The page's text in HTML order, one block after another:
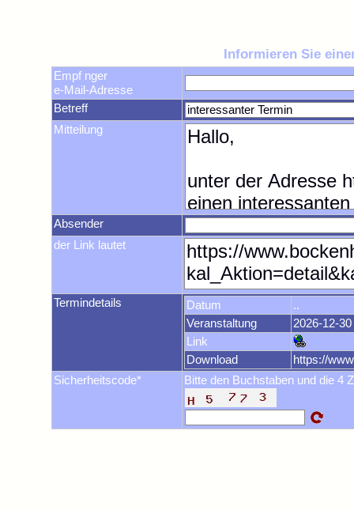
Informieren Sie
Empf nger
e-Mail-Adresse
Betreff
Mitteilung
Absender
der Link lautet
Termindetails Datum
..
Veranstaltung
2026-12-30
Link
Download
https://
Sicherheitscode*
Bitte den Buchstaben und die 4